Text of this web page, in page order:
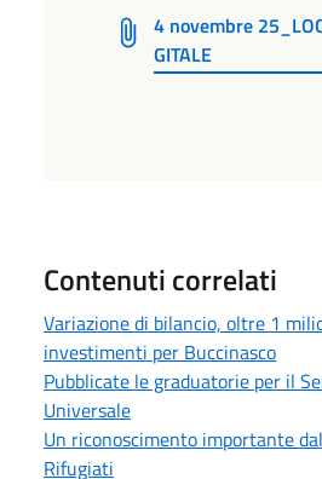
4 novembre
GITALE
Contenuti correlati
Variazione di bilancio, oltre 1
investimenti per Buccinasco
Pubblicate le graduatorie per il
Universale
Un riconoscimento importante
Rifugiati